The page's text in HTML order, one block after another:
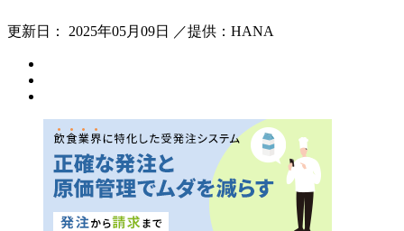
更新日： 2025年05月09日 ／提供：HANA